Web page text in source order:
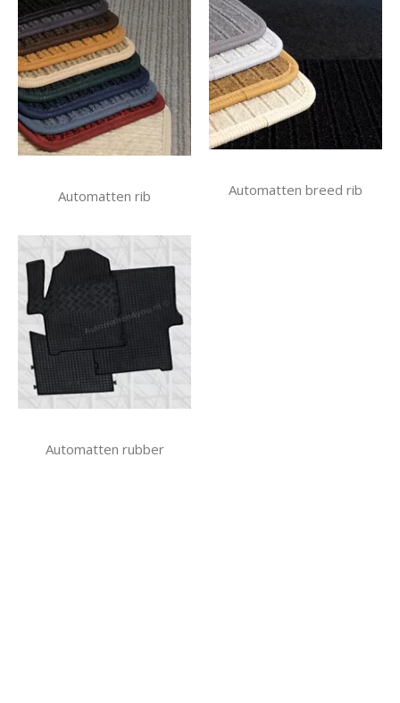
Automatten rib Automatten breed rib
Automatten rubber